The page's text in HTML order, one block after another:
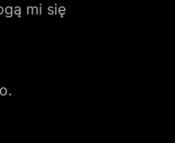
mi się